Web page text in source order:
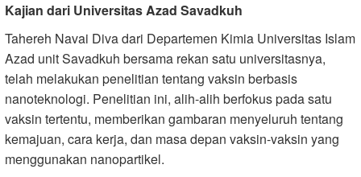
Kajian dari Universitas Azad Savadkuh
Tahereh Navai Diva dari Departemen Kimia Universitas Islam
Azad unit Savadkuh bersama rekan satu universitasnya,
telah melakukan penelitian tentang vaksin berbasis
nanoteknologi. Penelitian ini, alih-alih berfokus pada satu
vaksin tertentu, memberikan gambaran menyeluruh tentang
kemajuan, cara kerja, dan masa depan vaksin-vaksin yang
menggunakan nanopartikel.